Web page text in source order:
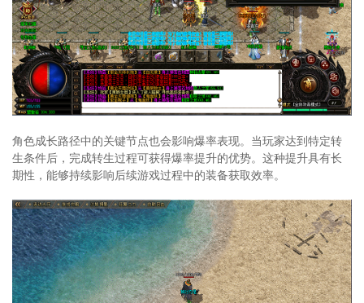
角色成长路径中的关键节点也会影响爆率表现。当玩家达到特定转
生条件后，完成转生过程可获得爆率提升的优势。这种提升具有长
期性，能够持续影响后续游戏过程中的装备获取效率。